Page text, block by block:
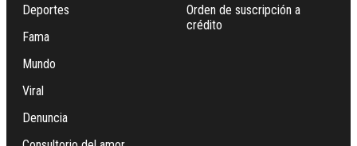
Deportes
Fama
Mundo
Viral
Denuncia
Orden de suscripción a
crédito